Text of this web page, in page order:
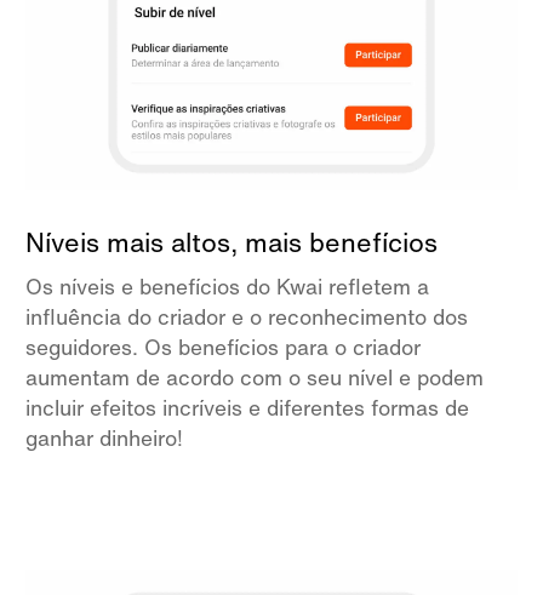
Níveis mais altos, mais benefícios
Os níveis e benefícios do Kwai refletem a
influência do criador e o reconhecimento dos
seguidores. Os benefícios para o criador
aumentam de acordo com o seu nível e podem
incluir efeitos incríveis e diferentes formas de
ganhar dinheiro!